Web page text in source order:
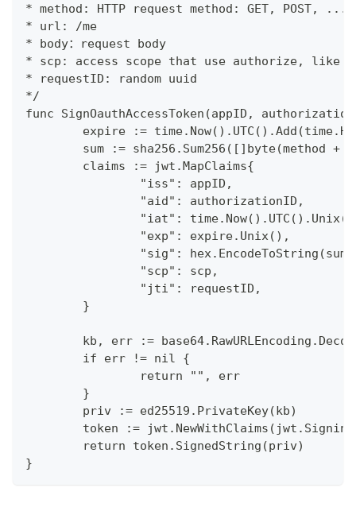
* method: HTTP request method: GET, POST, ...
* url: /me
* body：request body
* scp: access scope that use authorize, like
* requestID: random uuid
*/
func SignOauthAccessToken(appID,
expire :=
sum := sha256.Sum256([]byte(method +
	claims := jwt.MapClaims{
		"iss": appID,
		"aid": authorizationID,
"iat":
		"exp": expire.Unix(),
"sig":
		"scp": scp,
		"jti": requestID,
	}
kb, err :=
	if err != nil {
		return "", err
	}
	priv := ed25519.PrivateKey(kb)
token :=
	return token.SignedString(priv)
}